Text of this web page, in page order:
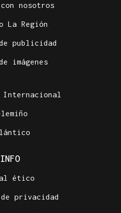
nosotros
La Región
publicidad
imágenes
Internacional
INFO
ético
privacidad